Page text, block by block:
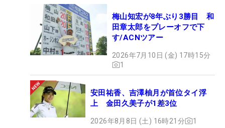
梅山知宏が8年ぶり3勝目 和
田章太郎をプレーオフで下
す/ACNツアー
2026年7月10日 (金) 17時15分
1
安田祐香、吉澤柚月が首位タイ浮
上 金田久美子が1差3位
2026年8月8日 (土) 16時21分 1